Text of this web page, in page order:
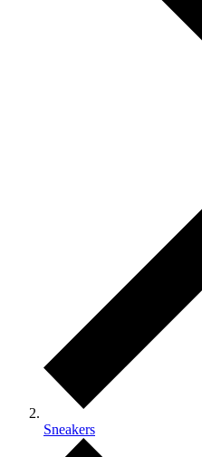
Sneakers